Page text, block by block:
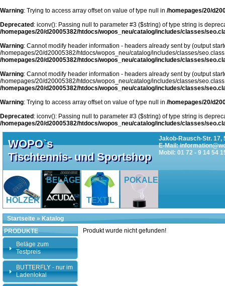
Warning: Trying to access array offset on value of type null in /homepages/20/
Deprecated : iconv(): Passing null to parameter #3 ($string) of type string is
/homepages/20/d20005382/htdocs/wopos_neu/catalog/includes/classes/
Warning: Cannot modify header information - headers already sent by (output
/homepages/20/d20005382/htdocs/wopos_neu/catalog/includes/classes/
/homepages/20/d20005382/htdocs/wopos_neu/catalog/includes/classes/
Warning: Cannot modify header information - headers already sent by (output
/homepages/20/d20005382/htdocs/wopos_neu/catalog/includes/classes/
/homepages/20/d20005382/htdocs/wopos_neu/catalog/includes/classes/
Warning: Trying to access array offset on value of type null in /homepages/20/
Deprecated : iconv(): Passing null to parameter #3 ($string) of type string is
/homepages/20/d20005382/htdocs/wopos_neu/catalog/includes/classes/
WOPO`s
Tischtennis- und Sportshop
Jakob-Rausch-Str. 17,
E-Mail:
Mobil: 01 72 - 9 14 54
HÖLZER
BELÄGE
TEXTIL
POKALE
Startseite » Katalog
Produkt wurde nicht gefunden!
PRODUKTE
Beläge zum
Testpreis
BUTTERFLY - nur im
Ladenlokal